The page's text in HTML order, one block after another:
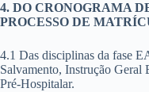
4. DO CRONOGRAMA
PROCESSO DE
4.1 Das disciplinas da fase
Salvamento, Instrução Geral
Pré-Hospitalar.